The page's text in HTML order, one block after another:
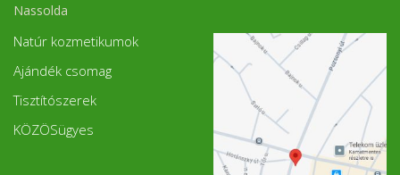
Nassolda
Natúr kozmetikumok
Ajándék csomag
Tisztítószerek
KÖZÖSügyes